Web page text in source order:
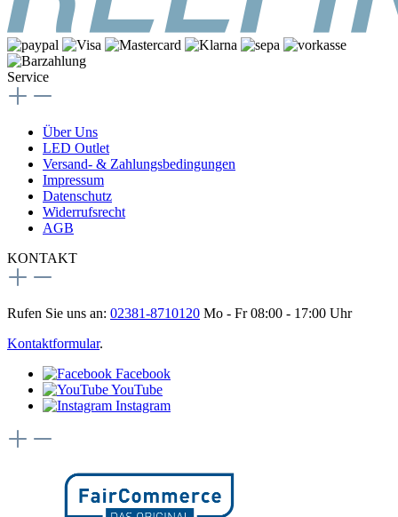
Service
Über Uns
LED Outlet
Versand- & Zahlungsbedingungen
Impressum
Datenschutz
Widerrufsrecht
AGB
KONTAKT
Rufen Sie uns an: 02381-8710120 Mo - Fr 08:00 - 17:00 Uhr
Kontaktformular.
Facebook
YouTube
Instagram